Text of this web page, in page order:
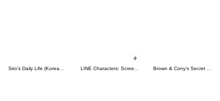
Siro's Daily Life (Korean&Japanese) LINE Characters: Screen Hogs Brown & Cony's Secret Date!